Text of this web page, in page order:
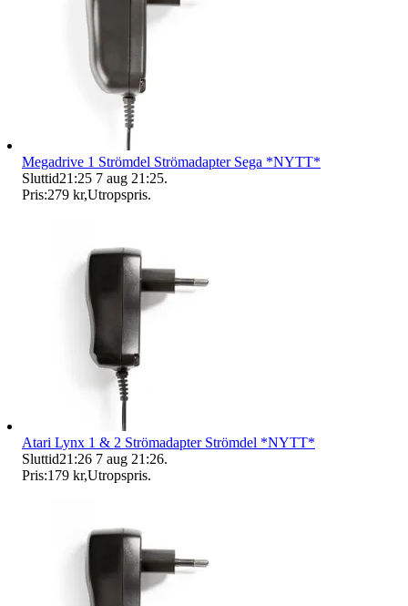
Megadrive 1 Strömdel Strömadapter Sega *NYTT*
Sluttid21:25 7 aug 21:25.
Pris:279 kr,Utropspris.
Atari Lynx 1 & 2 Strömadapter Strömdel *NYTT*
Sluttid21:26 7 aug 21:26.
Pris:179 kr,Utropspris.